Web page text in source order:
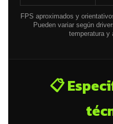
FPS aproximados y
Pueden variar según
temperatura y
📋